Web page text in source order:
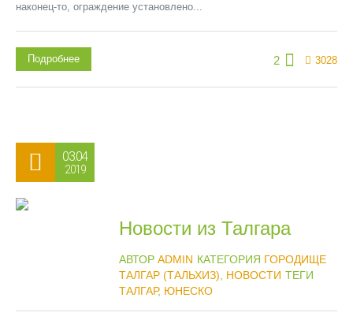
наконец-то, ограждение установлено...
2 3028
Подробнее
03.04
2019
Новости из Талгара
АВТОР ADMIN КАТЕГОРИЯ ГОРОДИЩЕ
ТАЛГАР (ТАЛЬХИЗ)
НОВОСТИ ТЕГИ
ТАЛГАР, ЮНЕСКО